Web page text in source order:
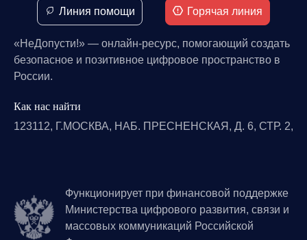
Линия помощи Горячая линия
«НеДопусти!» — онлайн-ресурс, помогающий создать
безопасное и позитивное цифровое пространство в
России.
Как нас найти
123112, Г.МОСКВА, НАБ. ПРЕСНЕНСКАЯ, Д. 6, СТР. 2,
Функционирует при финансовой поддержке
Министерства цифрового развития, связи и
массовых коммуникаций Российской